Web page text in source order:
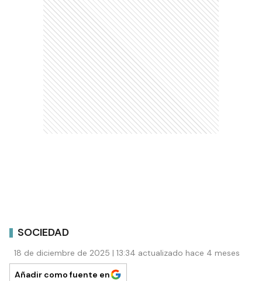
SOCIEDAD
18 de diciembre de 2025 | 13:34 actualizado hace 4 meses
Añadir como fuente en